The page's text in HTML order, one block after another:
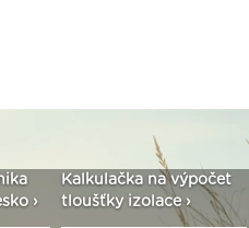
›
Kalkulačka na výpočet
tloušťky izolace ›